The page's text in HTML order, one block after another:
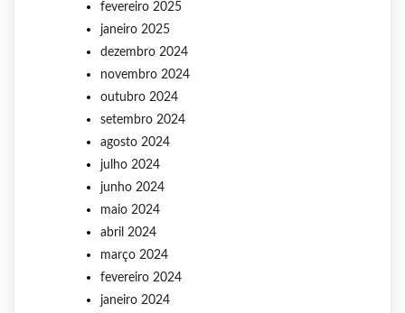
fevereiro 2025
janeiro 2025
dezembro 2024
novembro 2024
outubro 2024
setembro 2024
agosto 2024
julho 2024
junho 2024
maio 2024
abril 2024
março 2024
fevereiro 2024
janeiro 2024